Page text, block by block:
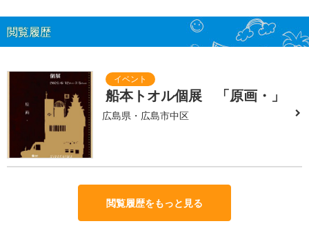
閲覧履歴
船本トオル個展 「原画・」
広島県・広島市中区
閲覧履歴をもっと見る